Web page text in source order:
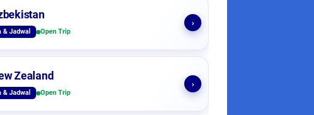
Jadwal Open Trip
›
Zealand
Jadwal Open Trip
›